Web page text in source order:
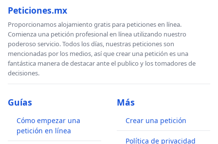
Peticiones.mx
Proporcionamos alojamiento gratis para peticiones en línea.
Comienza una petición profesional en línea utilizando nuestro
poderoso servicio. Todos los días, nuestras peticiones son
mencionadas por los medios, así que crear una petición es una
fantástica manera de destacar ante el publico y los tomadores de
decisiones.
Guías
Cómo empezar una
petición en línea
Más
Crear una petición
Política de privacidad